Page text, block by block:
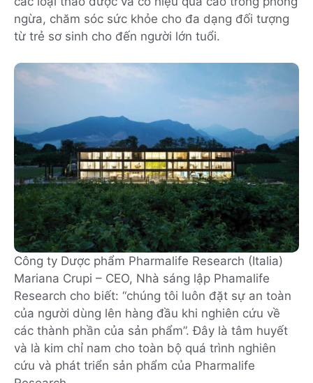
ngừa, chăm sóc sức khỏe cho đa dạng đối tượng
từ trẻ sơ sinh cho đến người lớn tuổi.
Công ty Dược phẩm Pharmalife Research (Italia)
Mariana Crupi – CEO, Nhà sáng lập Phamalife
Research cho biết: “chúng tôi luôn đặt sự an toàn
của người dùng lên hàng đầu khi nghiên cứu về
các thành phần của sản phẩm”. Đây là tâm huyết
và là kim chỉ nam cho toàn bộ quá trình nghiên
cứu và phát triển sản phẩm của Pharmalife